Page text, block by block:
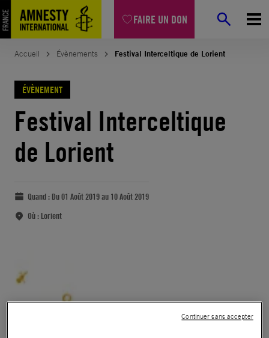
FAIRE UN DON
Accueil Évènements Festival Interceltique de Lorient
ÉVÈNEMENT
Festival Interceltique
de Lorient
Quand : Du 01 Août 2019 au 10 Août 2019
Où : Lorient
Continuer sans accepter